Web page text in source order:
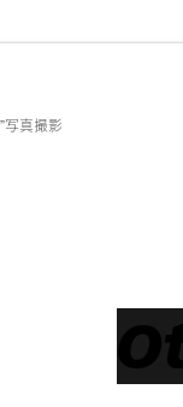
写真撮影